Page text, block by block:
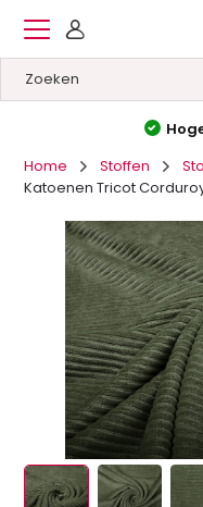
Hoge
Home
Stoffen
Katoenen Tricot